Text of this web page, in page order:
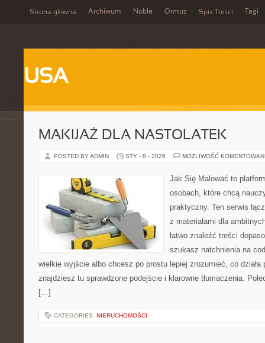
Strona główna Archiwum Nobla Ormuz Spis Treści Tagi
USA
MAKIJAŻ DLA NASTOLATEK
POSTED BY ADMIN STY - 8 - 2026 MOŻLIWOŚĆ
Jak Się Malować to
osobach, które chcą
praktyczny. Ten serwis
z materiałami dla
łatwo znaleźć treści
szukasz natchnienia na
wielkie wyjście albo chcesz po prostu lepiej zrozumieć, co działa
znajdziesz tu sprawdzone podejście i klarowne tłumaczenia.
[…]
CATEGORIES: NIERUCHOMOŚCI